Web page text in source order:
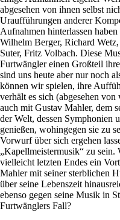
abgesehen von ihnen selbst
Uraufführungen anderer
Aufnahmen hinterlassen
Wilhelm Berger, Richard
Suter, Fritz Volbach. Diese
Furtwängler einen Großteil
sind uns heute aber nur noch
können wir spielen, ihre
verhält es sich (abgesehen
auch mit Gustav Mahler, dem
der Welt, dessen Symphonien
genießen, wohingegen sie zu
Vorwurf über sich ergehen
„Kapellmeistermusik“ zu
vielleicht letzten Endes ein
Mahler mit seiner sterblichen
über seine Lebenszeit
ebenso gegen seine Musik in
Furtwänglers Fall?